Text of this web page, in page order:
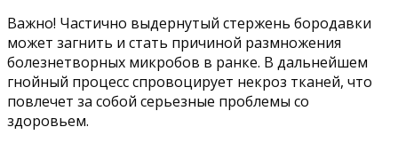
Важно! Частично выдернутый стержень бородавки
может загнить и стать причиной размножения
болезнетворных микробов в ранке. В дальнейшем
гнойный процесс спровоцирует некроз тканей, что
повлечет за собой серьезные проблемы со
здоровьем.